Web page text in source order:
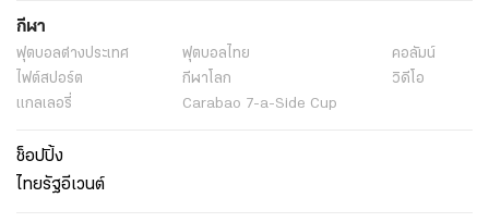
กีฬา
ฟุตบอลต่่างประเทศ ฟุตบอลไทย
คอลัมน์
ไฟต์สปอร์ต
กีฬาโลก
วิดีโอ
แกลเลอรี่
Carabao 7-a-Side Cup
ช็อปปิ้ง
ไทยรัฐอีเวนต์